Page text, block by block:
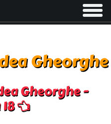
Toggle
Gheorghe
Gheorghe -